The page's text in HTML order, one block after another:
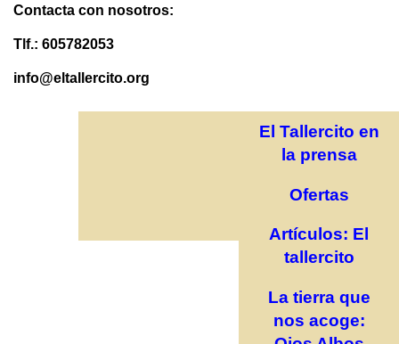
Contacta con nosotros:
Tlf.: 605782053
info@eltallercito.org
El Tallercito en
la prensa
Ofertas
Artículos: El
tallercito
La tierra que
nos acoge: